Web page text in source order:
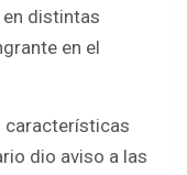
distintas
en el
características
dio aviso a las